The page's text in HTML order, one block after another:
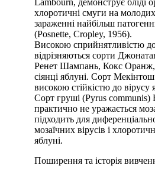
Lambourn, демонструє бліді
хлоротичні смуги на
зараженні найбільш
(Posnette, Cropley, 1956).
Високою сприйнятливістю до
відрізняються сорти
Ренет Шампань, Кокс
сіянці яблуні. Сорт Мекінтош
високою стійкістю до вірусу
Сорт груші (Pyrus communis)
практично не уражається
підходить для
мозаїчних вірусів і
яблуні.
Поширення та історія